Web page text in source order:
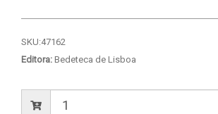
SKU:47162
Editora: Bedeteca de Lisboa